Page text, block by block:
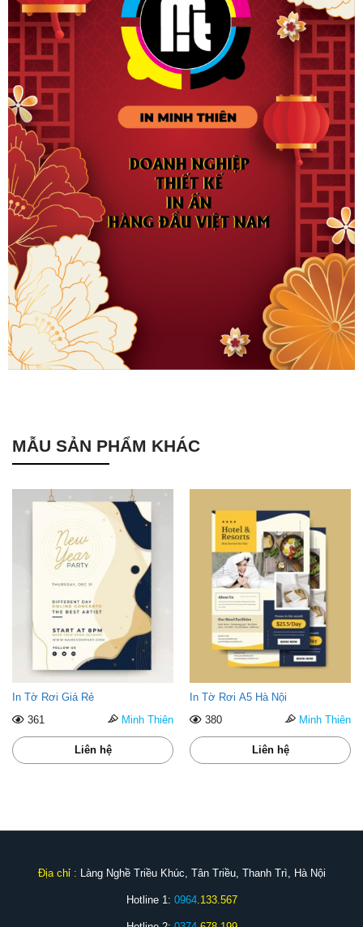
MẪU SẢN PHẨM KHÁC
In Tờ Rơi Giá Rẻ
361
Minh Thiên
Liên hệ
In Tờ Rơi A5 Hà Nội
380
Minh Thiên
Liên hệ
Địa chỉ : Làng Nghề Triều Khúc, Tân Triều, Thanh Trì, Hà Nội
Hotline 1: 0964.133.567